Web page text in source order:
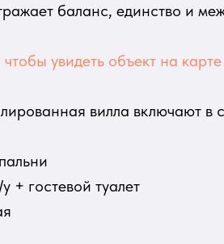
баланс, единство и
увидеть объект на карте
вилла включают в
+ гостевой туалет